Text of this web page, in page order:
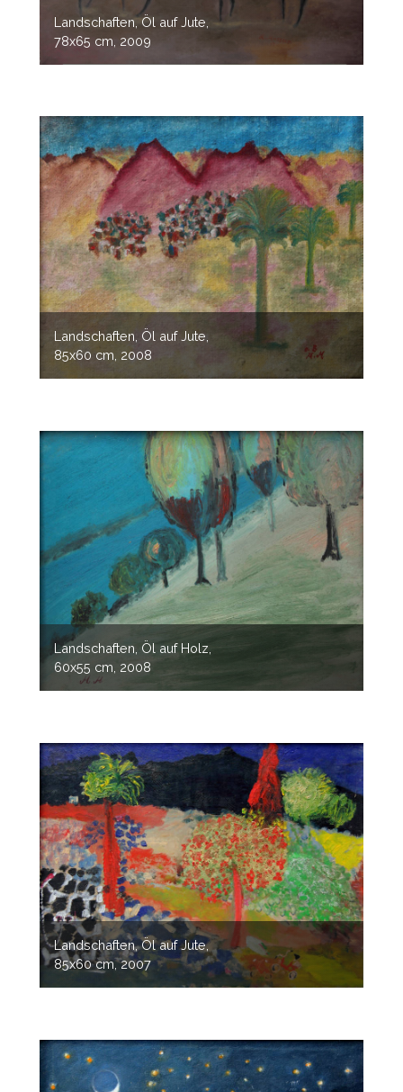
Landschaften, Öl auf Jute,
78x65 cm, 2009
Landschaften, Öl auf Jute,
85x60 cm, 2008
Landschaften, Öl auf Holz,
60x55 cm, 2008
Landschaften, Öl auf Jute,
85x60 cm, 2007